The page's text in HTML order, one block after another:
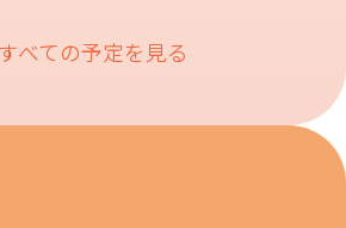
すべての予定を見る